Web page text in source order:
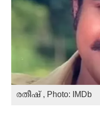
രതീഷ് , Photo: IMDb